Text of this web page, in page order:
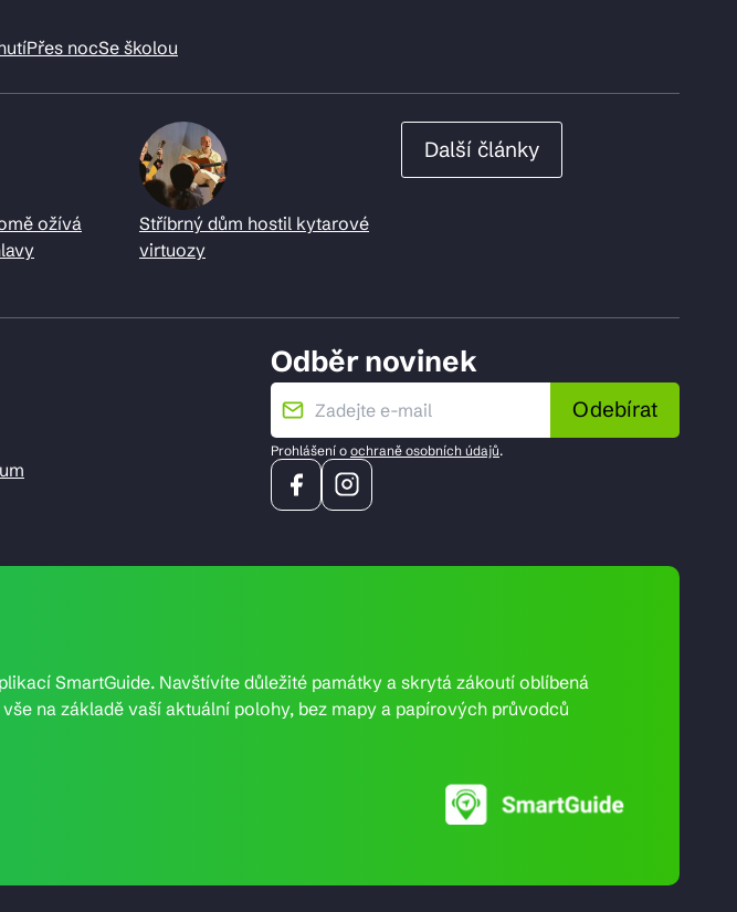
Přes nocSe školou
ožívá
Stříbrný dům hostil kytarové
virtuozy
Další články
Odběr novinek
Odebírat
Prohlášení o ochraně osobních údajů.
SmartGuide. Navštívíte důležité památky a skrytá zákoutí oblíbená
na základě vaší aktuální polohy, bez mapy a papírových průvodců